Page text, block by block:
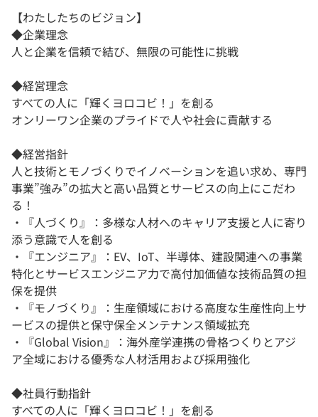
【わたしたちのビジョン】
◆企業理念
人と企業を信頼で結び、無限の可能性に挑戦
◆経営理念
すべての人に「輝くヨロコビ！」を創る
オンリーワン企業のプライドで人や社会に貢献する
◆経営指針
人と技術とモノづくりでイノベーションを追い求め、専門
事業”強み”の拡大と高い品質とサービスの向上にこだわ
る！
・『人づくり』：多様な人材へのキャリア支援と人に寄り
添う意識で人を創る
・『エンジニア』：EV、IoT、半導体、建設関連への事業
特化とサービスエンジニア力で高付加価値な技術品質の担
保を提供
・『モノづくり』：生産領域における高度な生産性向上サ
ービスの提供と保守保全メンテナンス領域拡充
・『Global Vision』：海外産学連携の骨格つくりとアジ
ア全域における優秀な人材活用および採用強化
◆社員行動指針
すべての人に「輝くヨロコビ！」を創る